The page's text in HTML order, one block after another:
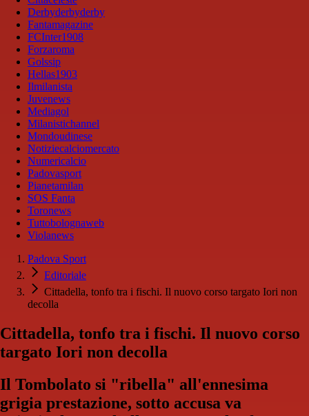
Derbyderbyderby
Fantamagazine
FCInter1908
Forzaroma
Golssip
Hellas1903
Ilmilanista
Juvenews
Mediagol
Milanistichannel
Mondoudinese
Notiziecalciomercato
Numericalcio
Padovasport
Pianetamilan
SOS Fanta
Toronews
Tuttobolognaweb
Violanews
Padova Sport
Editoriale
Cittadella, tonfo tra i fischi. Il nuovo corso targato Iori non
decolla
Cittadella, tonfo tra i fischi. Il nuovo corso
targato Iori non decolla
Il Tombolato si "ribella" all'ennesima
grigia prestazione, sotto accusa va